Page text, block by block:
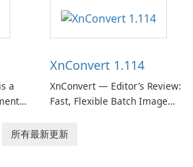
software designed to help
users capture, organize, and
access information across
a
XnConvert 1.114
XnConvert — Editor’s Review:
Fast, Flexible Batch Image
macOS and Linux XnConvert
所有最新更新